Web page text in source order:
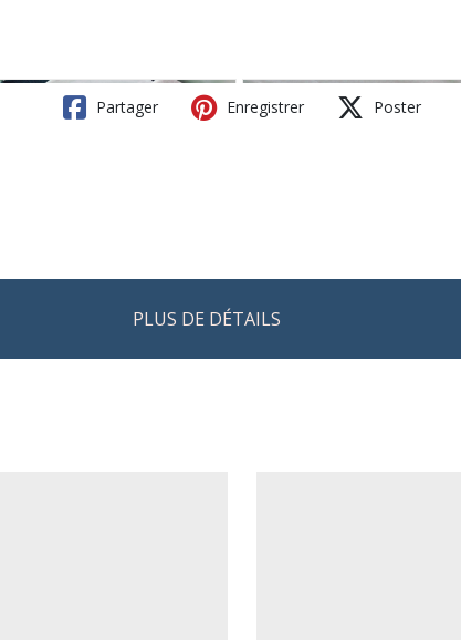
Partager Enregistrer Poster
PLUS DE DÉTAILS